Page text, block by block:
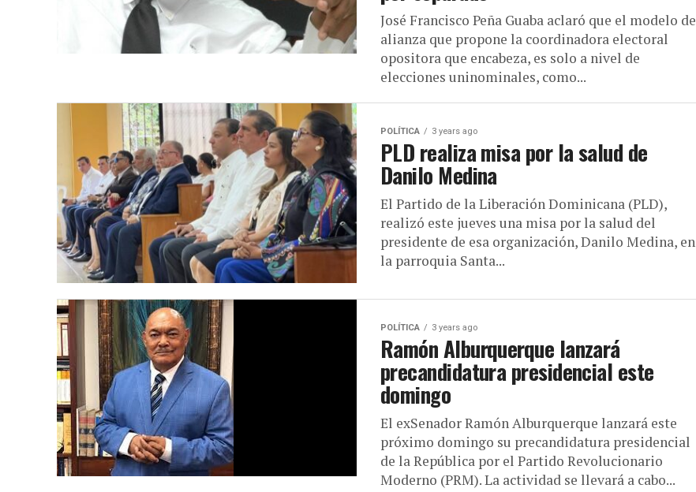
José Francisco Peña Guaba aclaró que el modelo de
alianza que propone la coordinadora electoral
opositora que encabeza, es solo a nivel de
elecciones uninominales, como...
POLÍTICA 3 years ago
PLD realiza misa por la salud de
Danilo Medina
El Partido de la Liberación Dominicana (PLD),
realizó este jueves una misa por la salud del
presidente de esa organización, Danilo Medina, en
la parroquia Santa...
POLÍTICA 3 years ago
Ramón Alburquerque lanzará
precandidatura presidencial este
domingo
El exSenador Ramón Alburquerque lanzará este
próximo domingo su precandidatura presidencial
de la República por el Partido Revolucionario
Moderno (PRM). La actividad se llevará a cabo...